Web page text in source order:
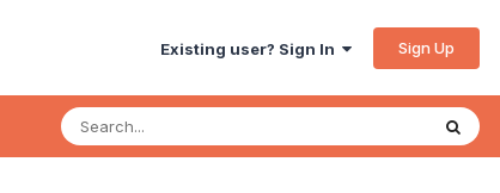
Existing user? Sign In Sign Up